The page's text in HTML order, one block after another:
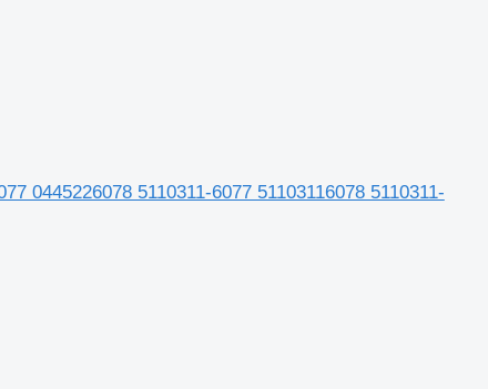
0445226078 5110311-6077 51103116078 5110311-